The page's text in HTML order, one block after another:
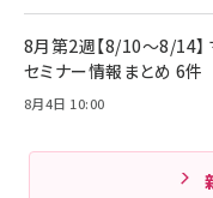
8月第2週【8/10～8/14】
セミナー情報まとめ 6件
8月4日 10:00